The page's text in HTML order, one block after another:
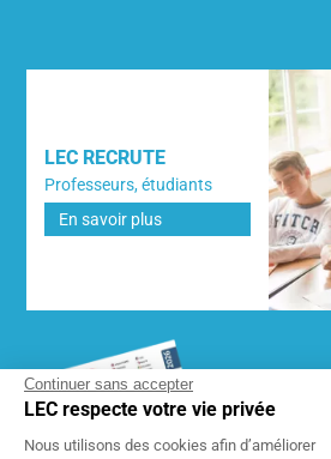
LEC RECRUTE
Professeurs, étudiants
En savoir plus
Continuer sans accepter
LEC respecte votre vie privée
Nous utilisons des cookies afin d’améliorer